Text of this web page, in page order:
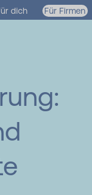
springen
dich Für Firmen